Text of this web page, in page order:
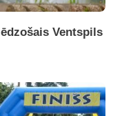
Ventspils